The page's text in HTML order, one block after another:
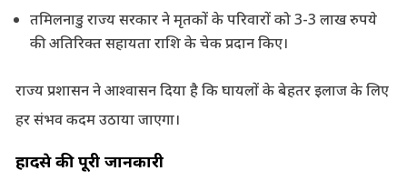
तमिलनाडु राज्य सरकार ने मृतकों के परिवारों को 3-3 लाख रुपये
की अतिरिक्त सहायता राशि के चेक प्रदान किए।
राज्य प्रशासन ने आश्वासन दिया है कि घायलों के बेहतर इलाज के लिए
हर संभव कदम उठाया जाएगा।
हादसे की पूरी जानकारी